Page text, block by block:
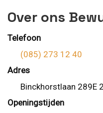
Over ons
Telefoon
(085) 273 12 40
Adres
Binckhorstlaan 289E
Openingstijden